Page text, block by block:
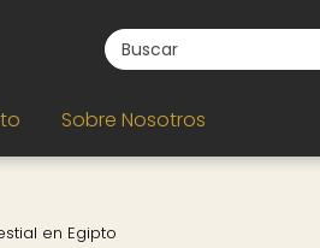
Sobre Nosotros
en Egipto